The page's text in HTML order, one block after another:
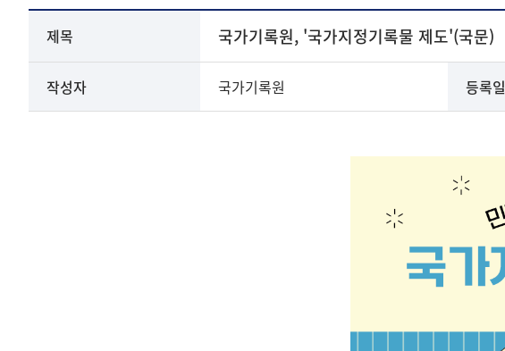
뉴스
상세
제목 국가기록원, '국가지정기록물 제도'(국문)
작성자 국가기록원 등록일